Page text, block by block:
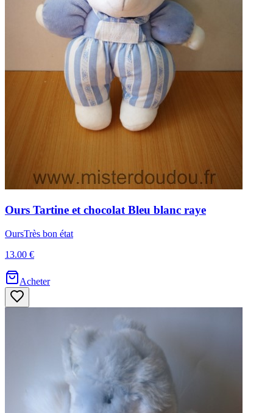
Ours Tartine et chocolat Bleu blanc raye
OursTrès bon état
13.00 €
Acheter